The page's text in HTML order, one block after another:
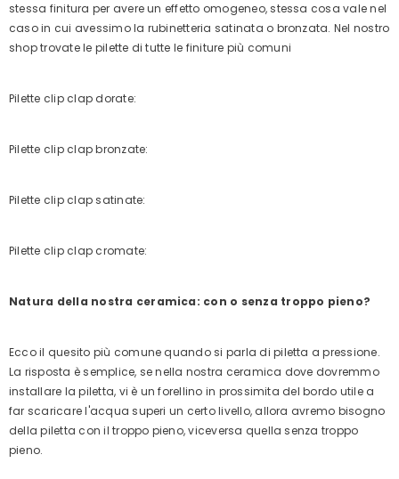
stessa finitura per avere un effetto omogeneo, stessa cosa vale nel
caso in cui avessimo la rubinetteria satinata o bronzata. Nel nostro
shop trovate le pilette di tutte le finiture più comuni
Pilette clip clap dorate:
Pilette clip clap bronzate:
Pilette clip clap satinate:
Pilette clip clap cromate:
Natura della nostra ceramica: con o senza troppo pieno?
Ecco il quesito più comune quando si parla di piletta a pressione.
La risposta è semplice, se nella nostra ceramica dove dovremmo
installare la piletta, vi è un forellino in prossimita del bordo utile a
far scaricare l'acqua superi un certo livello, allora avremo bisogno
della piletta con il troppo pieno, viceversa quella senza troppo
pieno.